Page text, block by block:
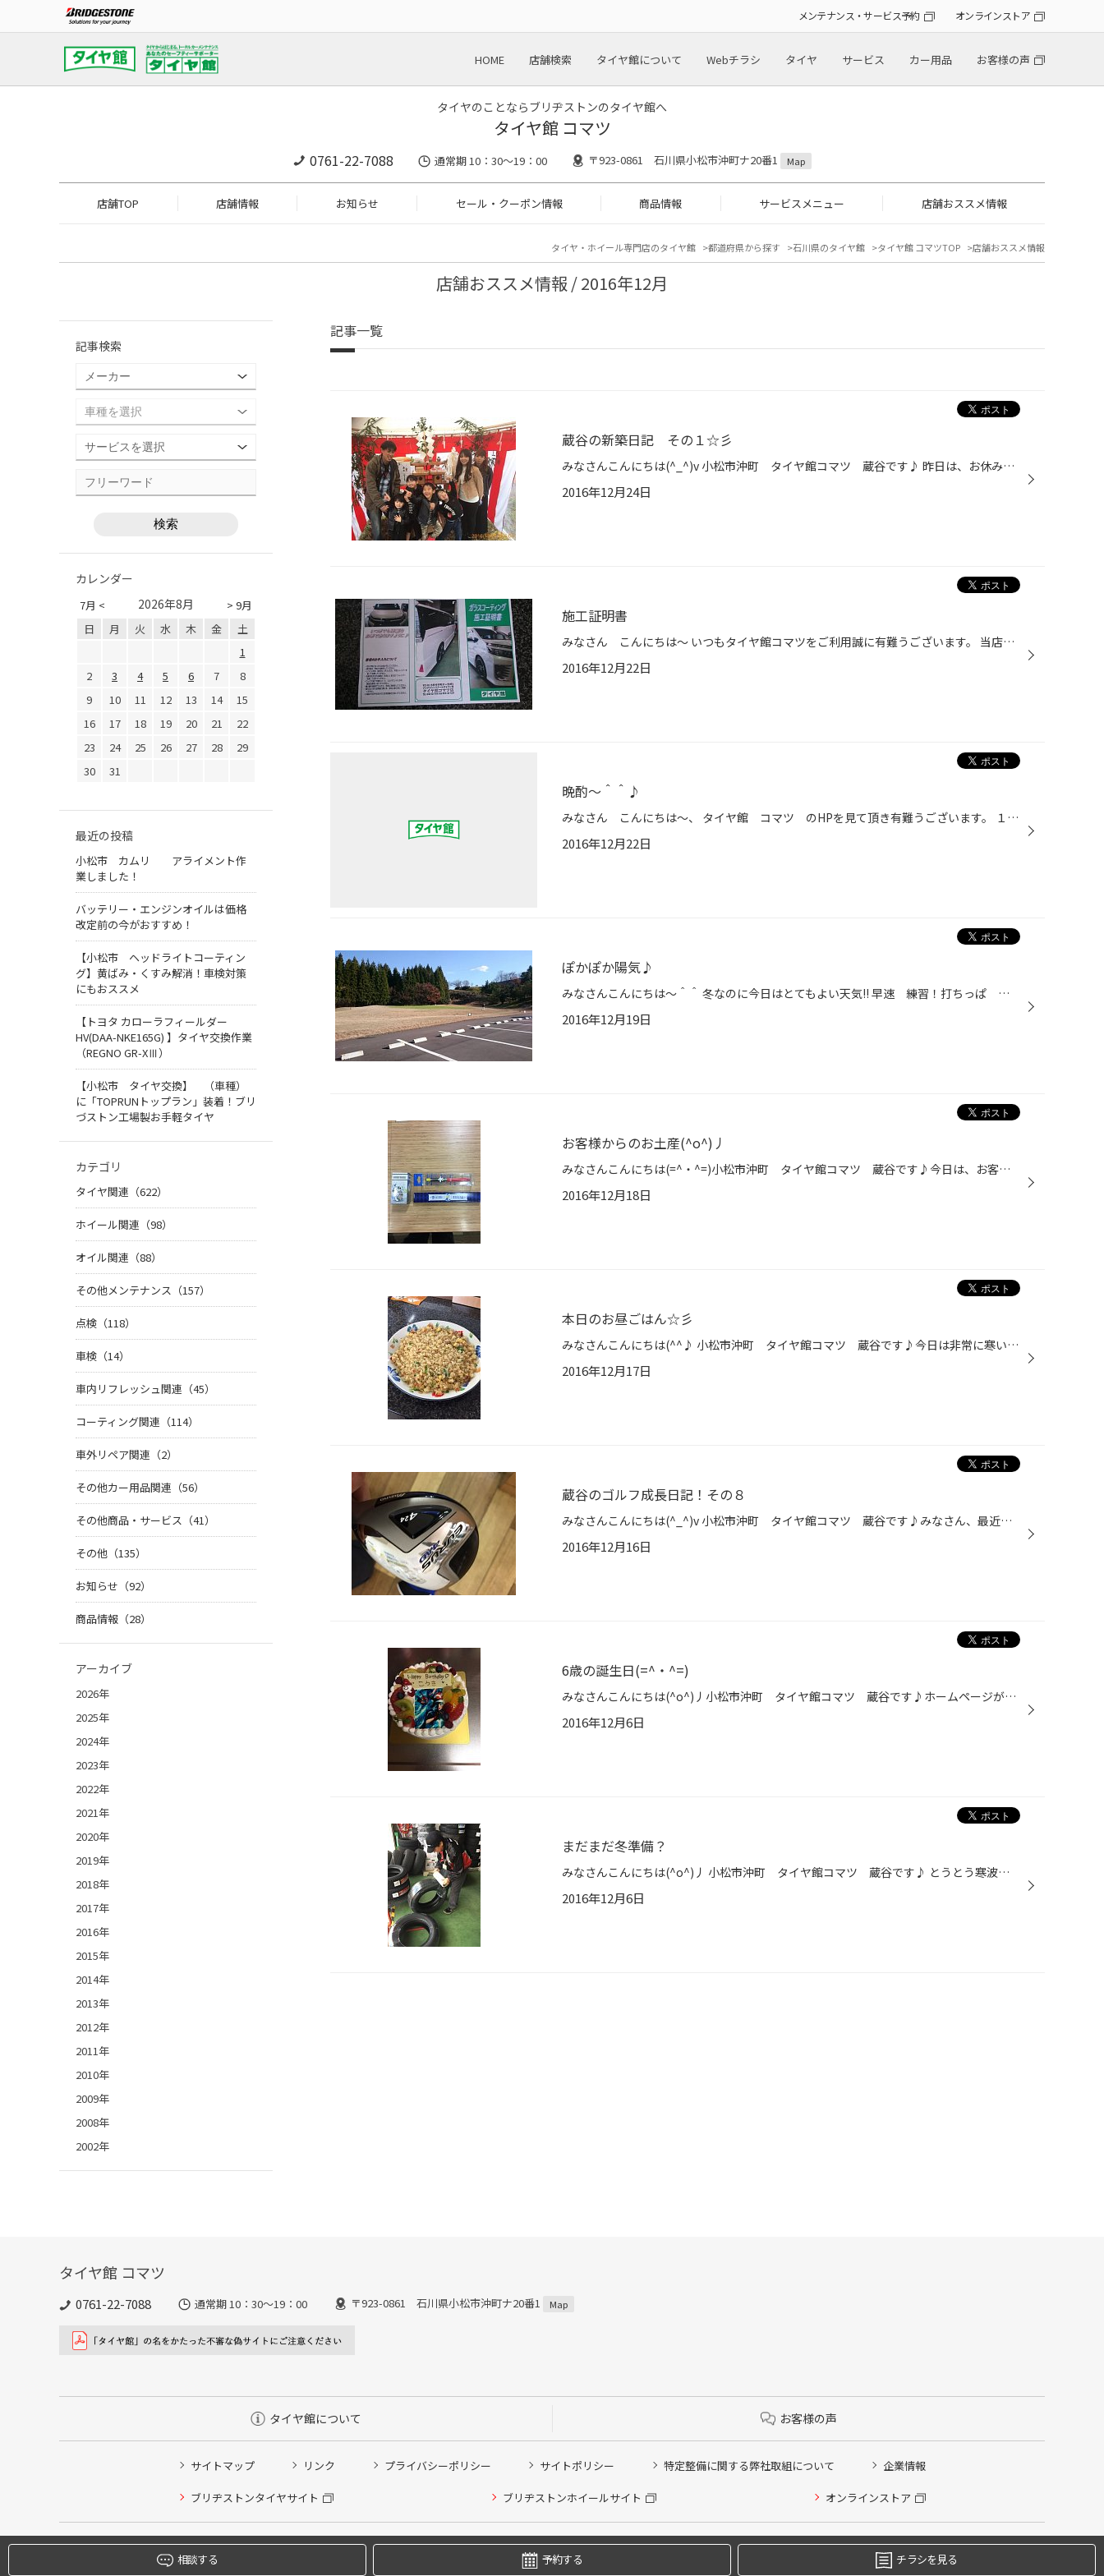
メンテナンス・サービス予約 オンラインストア
HOME 店舗検索 タイヤ館について Webチラシ タイヤ サービス カー用品 お客様の声
タイヤのことならブリヂストンのタイヤ館へ
タイヤ館 コマツ
0761-22-7088 通常期 10：30～19：00 〒923-0861 石川県小松市沖町ナ20番1 Map
店舗TOP 店舗情報 お知らせ セール・クーポン情報 商品情報 サービスメニュー 店舗おススメ情報
タイヤ・ホイール専門店のタイヤ館 都道府県から探す 石川県のタイヤ館 タイヤ館 コマツTOP 店舗おススメ情報
店舗おススメ情報 / 2016年12月
記事一覧
蔵谷の新築日記 その１☆彡
みなさんこんにちは(^_^)v 小松市沖町 タイヤ館コマツ 蔵谷です♪ 昨日は、お休みをいただきまして「地鎮祭」に行って来ました(^o^)丿 住めるのは、来年の三月からとのことでとても楽しみにしております！ とうとう、自分も小松市民の仲間入りということで 皆様、これからもよろしくお願いいたしま...
2016年12月24日
施工証明書
みなさん こんにちは～ いつもタイヤ館コマツをご利用誠に有難うございます。 当店でお車のボディーコーティングを施工されたお客様に 愛車の写真を施工証明書にプリントするサービスを始めました。 これまでに施工されたお客様でご要望があれば発行致しますので スタッフまでお声をかけてください。
2016年12月22日
晩酌～＾＾♪
みなさん こんにちは～、 タイヤ館 コマツ のHPを見て頂き有難うございます。 １２月なのに昨日はいい天気でしたね～＾＾。 ゴルフ日和だったのでは？ 温度差が激しいのでみなさん 風邪には気をつけてくださいね・・・ インフルも流行してますので。 ところで、みなさんは日本酒は何を飲まれ...
2016年12月22日
ぽかぽか陽気♪
みなさんこんにちは～＾＾ 冬なのに今日はとてもよい天気!! 早速 練習！打ちっぱ に行って来ました。 今日の練習場はアイランドゴルフガーデン加賀です。 先月にラウンドした時、練習場に駐車場があり 車で来れるんだ！！って 思い行って来ました。 グリーン、バンカーもあるのでドライバーから...
2016年12月19日
お客様からのお土産(^o^)丿
みなさんこんにちは(=^・^=)小松市沖町 タイヤ館コマツ 蔵谷です♪今日は、お客様が夢の国「ディズニーランド」に行ってきたとのことでわざわざ、お土産を持って来ていただきました(*^^)vボールペン・歯ブラシ・ゴルフボール!(^^)!どれも可愛いものばかりでありがとうございます。 ではでは、これ...
2016年12月18日
本日のお昼ごはん☆彡
みなさんこんにちは(^^♪ 小松市沖町 タイヤ館コマツ 蔵谷です♪今日は非常に寒いとのこともあり、寒い日は焼き飯ですね(=^・^=) これで、198円(^o^)丿 ゲンキー最高ですね！これからもお世話になります♪ ではではこれにて失礼いたします☆彡
2016年12月17日
蔵谷のゴルフ成長日記！その８
みなさんこんにちは(^_^)v 小松市沖町 タイヤ館コマツ 蔵谷です♪みなさん、最近ゴルフの練習はされていますか？自分はと言うと.......仕事が忙しくてまったくしていません（笑） 家で、ストレッチとフォームチェックだけしてますｗ本日、当店をご利用いただいているお客様からクリスマスプレゼン...
2016年12月16日
6歳の誕生日(=^・^=)
みなさんこんにちは(^o^)丿小松市沖町 タイヤ館コマツ 蔵谷です♪ホームページがリニューアルオープンで、じゃんじゃん更新していきますのでお楽しみにしてくださいね♪本日は、自分の子供の長男が６歳の誕生日を迎えたので、パシャリ！相変わらず、自分の家ではポケモンが大好きっこばかりなので今...
2016年12月6日
まだまだ冬準備？
みなさんこんにちは(^o^)丿 小松市沖町 タイヤ館コマツ 蔵谷です♪ とうとう寒波がやってきますね！ 思ったより、平野部では雪はまだですね！ でも、今週はそろそろ交換しておかないと危険なような気がします。 だって寒いですからｗ（笑） 結構、雪が来るときって芯までくる寒さになりますよね！ ...
2016年12月6日
記事検索
カレンダー
7月 < > 9月
2026年8月
日 月 火 水 木 金
土
1
2
3 4 5 6 7
8
9
10 11 12 13 14
15
16
17 18 19 20 21
22
23
24 25 26 27 28
29
30
31
最近の投稿
小松市 カムリ アライメント作
業しました！
バッテリー・エンジンオイルは価格
改定前の今がおすすめ！
【小松市 ヘッドライトコーティン
グ】黄ばみ・くすみ解消！車検対策
にもおススメ
【トヨタ カローラフィールダー
HV(DAA-NKE165G) 】タイヤ交換作業
（REGNO GR-XⅢ）
【小松市 タイヤ交換】 （車種）
に「TOPRUNトップラン」装着！ブリ
づストン工場製お手軽タイヤ
カテゴリ
タイヤ関連（622）
ホイール関連（98）
オイル関連（88）
その他メンテナンス（157）
点検（118）
車検（14）
車内リフレッシュ関連（45）
コーティング関連（114）
車外リペア関連（2）
その他カー用品関連（56）
その他商品・サービス（41）
その他（135）
お知らせ（92）
商品情報（28）
アーカイブ
2026年
2025年
2024年
2023年
2022年
2021年
2020年
2019年
2018年
2017年
2016年
2015年
2014年
2013年
2012年
2011年
2010年
2009年
2008年
2002年
タイヤ館 コマツ
0761-22-7088 通常期 10：30～19：00 〒923-0861 石川県小松市沖町ナ20番1 Map
タイヤ館について お客様の声
サイトマップ リンク プライバシーポリシー サイトポリシー 特定整備に関する弊社取組について 企業情報
ブリヂストンタイヤサイト ブリヂストンホイールサイト オンラインストア
Copyright © 2024 Bridgestone Retail Co.,Ltd. All rights Reserved.
相談する 予約する チラシを見る
タイヤ点検・安全点検/タイヤ履き替え/オイル交換/その他ピット作業の予約
クローク契約会員専用タイヤ履き替え※タイヤ履き替えを希望のクローク契約会員の方はこちらを選択ください
本日のタイヤ履き替え順番待ち予約 ※クローク契約会員の方はご利用いただけません